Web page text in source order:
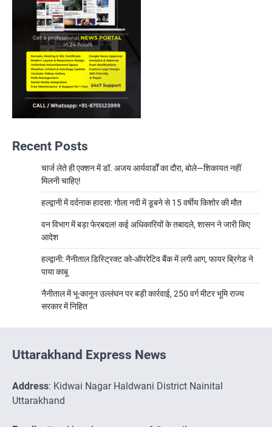
Recent Posts
चार्ज लेते ही एक्शन में डॉ. अजय आर्यवार्डों का दौरा, बोले—शिकायत नहीं
मिलनी चाहिए!
हल्द्वानी में दर्दनाक हादसा: गोला नदी में डूबने से 15 वर्षीय किशोर की मौत
वन विभाग में बड़ा फेरबदल! कई अधिकारियों के तबादले, शासन ने जारी किए
आदेश
हल्द्वानी: नैनीताल डिस्ट्रिक्ट को-ऑपरेटिव बैंक में लगी आग, फायर ब्रिगेड ने
पाया काबू
नैनीताल में भू-कानून उल्लंघन पर बड़ी कार्रवाई, 250 वर्ग मीटर भूमि राज्य
सरकार में निहित
Uttarakhand Express News
Address: Kidwai Nagar Haldwani District Nainital
Uttarakhand